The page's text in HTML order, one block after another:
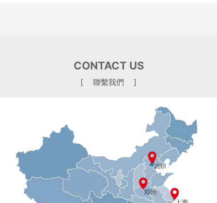
CONTACT US
[ 聯繫我們 ]